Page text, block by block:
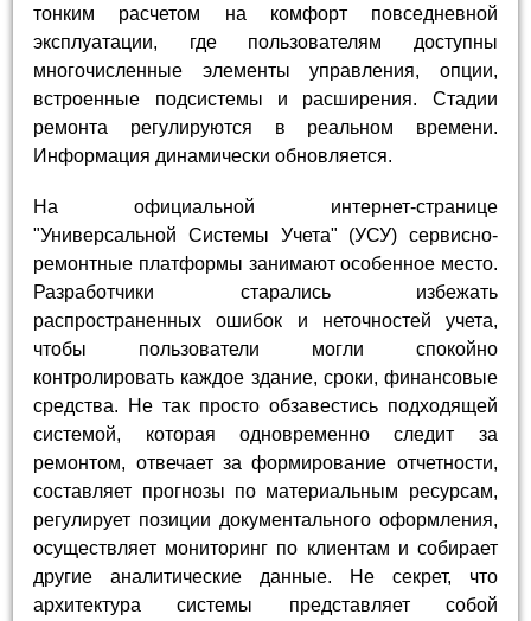
тонким расчетом на комфорт повседневной
эксплуатации, где пользователям доступны
многочисленные элементы управления, опции,
встроенные подсистемы и расширения. Стадии
ремонта регулируются в реальном времени.
Информация динамически обновляется.
На официальной интернет-странице
"Универсальной Системы Учета" (УСУ) сервисно-
ремонтные платформы занимают особенное место.
Разработчики старались избежать
распространенных ошибок и неточностей учета,
чтобы пользователи могли спокойно
контролировать каждое здание, сроки, финансовые
средства. Не так просто обзавестись подходящей
системой, которая одновременно следит за
ремонтом, отвечает за формирование отчетности,
составляет прогнозы по материальным ресурсам,
регулирует позиции документального оформления,
осуществляет мониторинг по клиентам и собирает
другие аналитические данные. Не секрет, что
архитектура системы представляет собой